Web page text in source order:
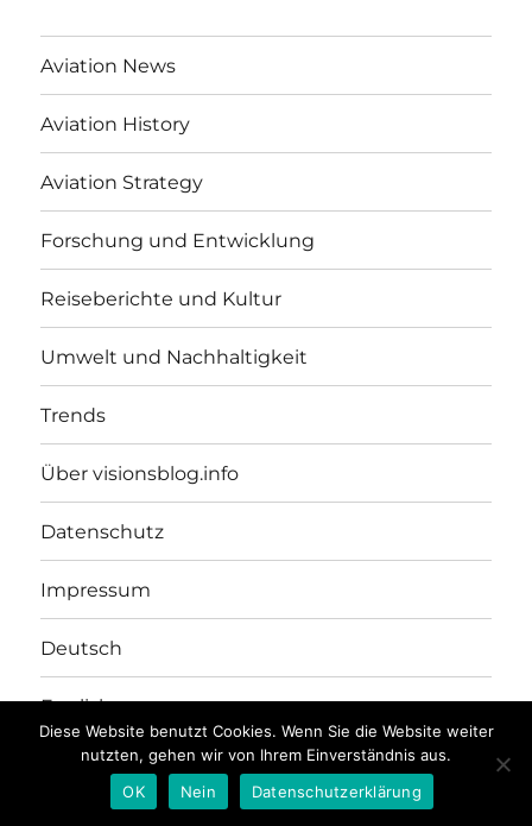
Aviation News
Aviation History
Aviation Strategy
Forschung und Entwicklung
Reiseberichte und Kultur
Umwelt und Nachhaltigkeit
Trends
Über visionsblog.info
Datenschutz
Impressum
Deutsch
English
VISIONSBLOG.INFO Mit Stolz präsentiert von WordPress
Diese Website benutzt Cookies. Wenn Sie die Website weiter
nutzten, gehen wir von Ihrem Einverständnis aus.
OK
Nein Datenschutzerklärung